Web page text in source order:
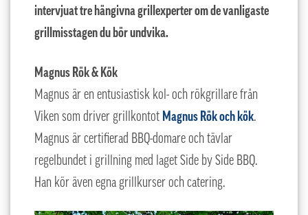
intervjuat tre hängivna grillexperter om de vanligaste
grillmisstagen du bör undvika.
Magnus Rök & Kök
Magnus är en entusiastisk kol- och rökgrillare från
Viken som driver grillkontot Magnus Rök och kök.
Magnus är certifierad BBQ-domare och tävlar
regelbundet i grillning med laget Side by Side BBQ.
Han kör även egna grillkurser och catering.